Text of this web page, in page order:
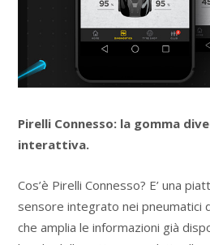
Pirelli Connesso: la gomma
interattiva.
Cos’è Pirelli Connesso? E’ una
sensore integrato nei pneumatici
che amplia le informazioni già